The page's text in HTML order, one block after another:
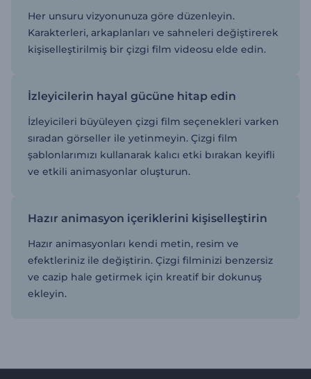
Her unsuru vizyonunuza göre düzenleyin.
Karakterleri, arkaplanları ve sahneleri değiştirerek
kişiselleştirilmiş bir çizgi film videosu elde edin.
İzleyicilerin hayal gücüne hitap edin
İzleyicileri büyüleyen çizgi film seçenekleri varken
sıradan görseller ile yetinmeyin. Çizgi film
şablonlarımızı kullanarak kalıcı etki bırakan keyifli
ve etkili animasyonlar oluşturun.
Hazır animasyon içeriklerini kişiselleştirin
Hazır animasyonları kendi metin, resim ve
efektleriniz ile değiştirin. Çizgi filminizi benzersiz
ve cazip hale getirmek için kreatif bir dokunuş
ekleyin.